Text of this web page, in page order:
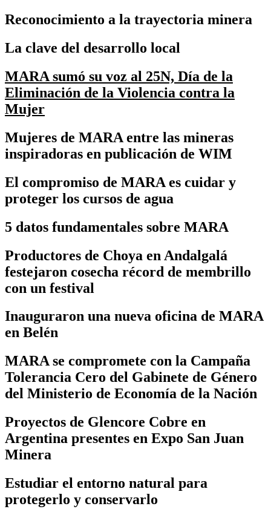
Reconocimiento a la trayectoria minera
La clave del desarrollo local
MARA sumó su voz al 25N, Día de la
Eliminación de la Violencia contra la
Mujer
Mujeres de MARA entre las mineras
inspiradoras en publicación de WIM
El compromiso de MARA es cuidar y
proteger los cursos de agua
5 datos fundamentales sobre MARA
Productores de Choya en Andalgalá
festejaron cosecha récord de membrillo
con un festival
Inauguraron una nueva oficina de MARA
en Belén
MARA se compromete con la Campaña
Tolerancia Cero del Gabinete de Género
del Ministerio de Economía de la Nación
Proyectos de Glencore Cobre en
Argentina presentes en Expo San Juan
Minera
Estudiar el entorno natural para
protegerlo y conservarlo